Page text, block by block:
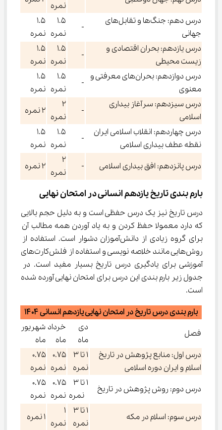
نمره
درس دهم: جنگ‌ها و تقابل‌های
جهانی
-
۱.۵
نمره
۱.۵
نمره
درس یازدهم: بحران اقتصادی و
زیست محیطی
-
۱.۵
نمره
۱.۵
نمره
درس دوازدهم: بحران‌های معرفتی و
معنوی
-
۱.۵
نمره
۱.۵
نمره
درس سیزدهم: سرآغاز بیداری
اسلامی
-
۲
نمره
۲ نمره
درس چهاردهم: انقلاب اسلامی ایران
نقطه عطف بیداری اسلامی
-
۱.۵
نمره
۱.۵
نمره
درس پانزدهم: افق بیداری اسلامی
-
۲
نمره
۲ نمره
بارم بندی تاریخ یازدهم انسانی در امتحان نهایی
درس تاریخ نیز یک درس حفظی است و به دلیل حجم بالایی
که دارد معمولا حفظ کردن و به یاد آوردن همه مطالب آن
برای گروه زیادی از دانش‌آموزان دشوار است. استفاده از
روش‌هایی مانند خلاصه نویسی و استفاده از فلش‌کارت‌های
آموزشی برای یادگیری درس تاریخ بسیار مفید است. در
جدول زیر بارم بندی این درس برای امتحان نهایی آورده شده
است.
بارم بندی درس تاریخ در امتحان نهایی یازدهم انسانی ۱۴۰۴
فصل
دی
ماه
خرداد
ماه
شهریور
ماه
درس اول: منابع پژوهش در تاریخ
اسلام و ایران دوره اسلامی
۱ تا ۳
نمره
۰.۷۵
نمره
۰.۷۵
نمره
درس دوم: روش پژوهش در تاریخ
۱ تا ۳
نمره
۰.۷۵
نمره
۰.۷۵
نمره
درس سوم: اسلام در مکه
۱ تا ۳
نمره
۱
نمره
۱ نمره